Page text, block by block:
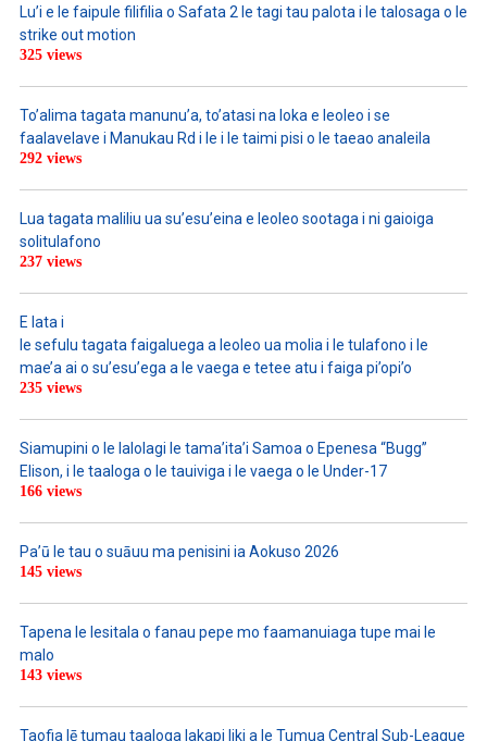
Lu’i e le faipule filifilia o Safata 2 le tagi tau palota i le talosaga o le
strike out motion
325 views
To’alima tagata manunu’a, to’atasi na loka e leoleo i se
faalavelave i Manukau Rd i le i le taimi pisi o le taeao analeila
292 views
Lua tagata maliliu ua su’esu’eina e leoleo sootaga i ni gaioiga
solitulafono
237 views
E lata i
le sefulu tagata faigaluega a leoleo ua molia i le tulafono i le
mae’a ai o su’esu’ega a le vaega e tetee atu i faiga pi’opi’o
235 views
Siamupini o le lalolagi le tama’ita’i Samoa o Epenesa “Bugg”
Elison, i le taaloga o le tauiviga i le vaega o le Under-17
166 views
Pa’ū le tau o suāuu ma penisini ia Aokuso 2026
145 views
Tapena le lesitala o fanau pepe mo faamanuiaga tupe mai le
malo
143 views
Taofia lē tumau taaloga lakapi liki a le Tumua Central Sub-League